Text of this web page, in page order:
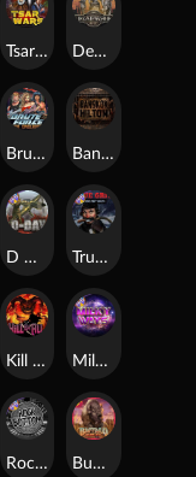
Kill Em All
Tsar Wars Deadwood R.I.P
Bangkok Hilton
Brute Force: Alien Onslaught
Rock Bottom Buffalo Hunter
Milky Ways
True Grit Redemption
D Day